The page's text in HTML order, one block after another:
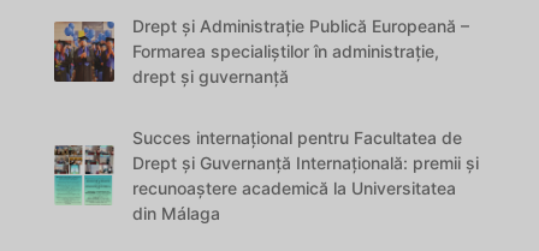
Drept și Administrație Publică Europeană –
Formarea specialiștilor în administrație,
drept și guvernanță
Succes internațional pentru Facultatea de
Drept și Guvernanță Internațională: premii și
recunoaștere academică la Universitatea
din Málaga